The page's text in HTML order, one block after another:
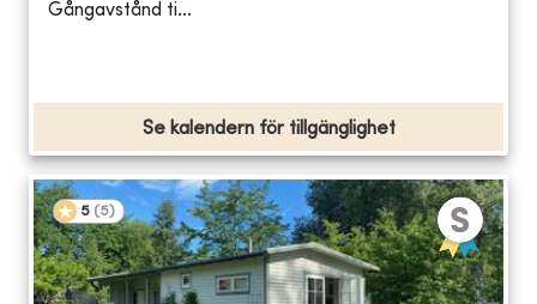
Gångavstånd ti...
Se kalendern för tillgänglighet
5 (5)